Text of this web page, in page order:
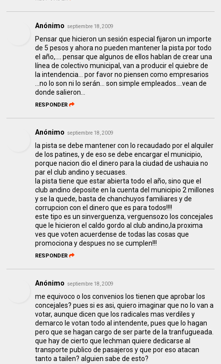
Anónimo septiembre 18, 2009
Pensar que hicieron un sesión especial fijaron un importe
de 5 pesos y ahora no pueden mantener la pista por todo
el año,.... pensar que algunos de ellos hablan de crear una
línea de colectivo municipal, van a producir el quiebre de
la intendencia… por favor no piensen como empresarios
…no lo son ni lo serán… son simple empleados….vean de
donde salieron…
RESPONDER
Anónimo septiembre 18, 2009
la pista se debe mantener con lo recaudado por el alquiler
de los patines, y de eso se debe encargar el municipio,
porque nacion dio el dinero para la ciudad de ushauia no
par el club andino y secuases.
la pista tiene que estar abierta todo el año, sino que el
club andino deposite en la cuenta del municipio 2 millones
y se la quede, basta de chanchuyos familiares y de
corrupcion con el dinero que es para todos!!!!
este tipo es un sinverguenza, verguensozo los concejales
que le hicieron el caldo gordo al club andino,la proxima
ves que voten acuerdense de todas las cosas que
promociona y despues no se cumplen!!!
RESPONDER
Anónimo septiembre 18, 2009
me equivoco o los convenios los tienen que aprobar los
concejales? pues si es asi, quiero imaginar que no lo van a
votar, aunque dicen que los radicales mas verdiles y
demarco le votan todo al intendente, pues que lo hagan
pero que se hagan cargo de ser parte de la tranfugueada.
que hay de cierto que lechman quiere dedicarse al
transporte publico de pasajeros y que por eso atacan
tanto a tailen? alguien sabe de esto?